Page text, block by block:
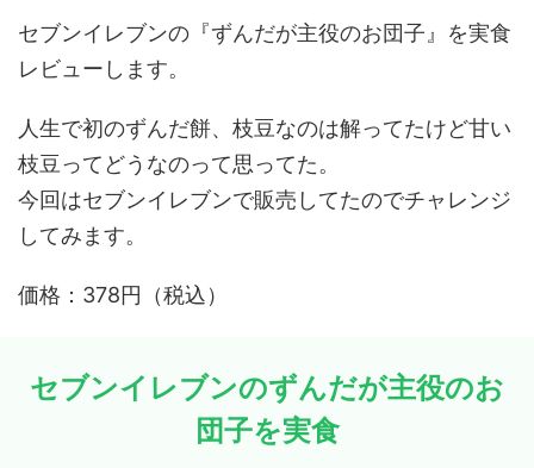
セブンイレブンの『ずんだが主役のお団子』を実食
レビューします。
人生で初のずんだ餅、枝豆なのは解ってたけど甘い
枝豆ってどうなのって思ってた。
今回はセブンイレブンで販売してたのでチャレンジ
してみます。
価格：378円（税込）
セブンイレブンのずんだが主役のお
団子を実食